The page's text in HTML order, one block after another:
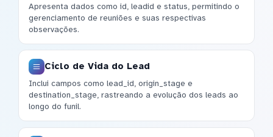
Apresenta dados como id, leadid e status, permitindo o
gerenciamento de reuniões e suas respectivas
observações.
Ciclo de Vida do Lead
Inclui campos como lead_id, origin_stage e
destination_stage, rastreando a evolução dos leads ao
longo do funil.